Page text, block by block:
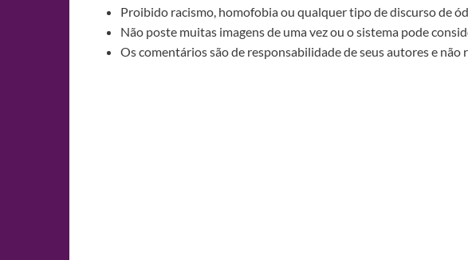
Proibido racismo, homofobia ou qualquer tipo de discurso de
Não poste muitas imagens de uma vez ou o sistema pode
Os comentários são de responsabilidade de seus autores e